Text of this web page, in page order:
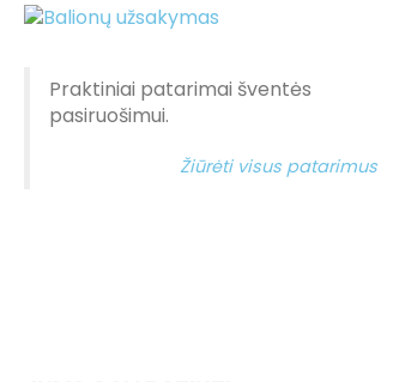
Praktiniai patarimai šventės
pasiruošimui.
Žiūrėti visus patarimus